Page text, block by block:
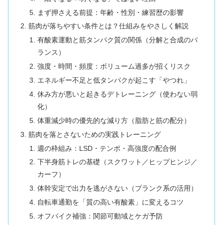
まず押さえる前提：年齢・性別・練習歴の影響
筋肉が落ちやすい条件とは？仕組みをやさしく解説
有酸素運動と筋タンパク質の関係（分解と合成のバ
ランス）
強度・時間・頻度：ボリューム過多が招くリスク
エネルギー不足と低タンパクが起こす「やつれ」
休み方が悪いと起きるデトレーニング（使わない弱
化）
体重減少時の優先的な減り方（脂肪と筋の配分）
筋肉を落とさないための実践トレーニング
週の枠組み：LSD・テンポ・高強度の配合例
下半身筋トレの基礎（スクワット／ヒップヒンジ／
カーフ）
体幹安定で出力を逃がさない（プランク系の活用）
自転車通勤を「質の高い有酸素」に変えるコツ
オフバイク補強：関節可動域とケガ予防